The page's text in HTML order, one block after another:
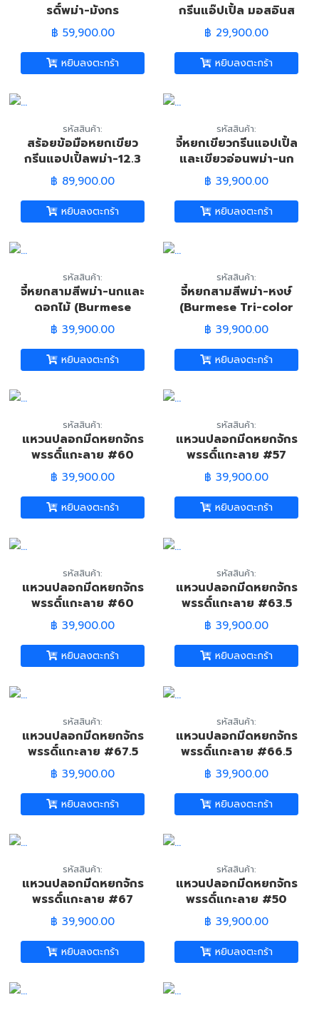
รดิ์พม่า-มังกร
(Burmese Green
Jadeite Jade-
Dragon Pandant)
฿ 59,900.00
หยิบลงตะกร้า
กรีนแอ๊ปเปิ้ล มอสอินส
โนว์-6มม. (Burmese
Jade Necklace)
฿ 29,900.00
หยิบลงตะกร้า
รหัสสินค้า:
สร้อยข้อมือหยกเขียว
กรีนแอปเปิ้ลพม่า-12.3
มม. (Burmese Green
Jade Bracelet)
฿ 89,900.00
หยิบลงตะกร้า
รหัสสินค้า:
จี้หยกเขียวกรีนแอปเปิ้ล
และเขียวอ่อนพม่า-นก
และดอกบัว (Burmese
Green Jade Bird &
Lotus Pandant)
฿ 39,900.00
หยิบลงตะกร้า
รหัสสินค้า:
จี้หยกสามสีพม่า-นกและ
ดอกไม้ (Burmese
Green Jade Bird &
Flower Pandant)
฿ 39,900.00
หยิบลงตะกร้า
รหัสสินค้า:
จี้หยกสามสีพม่า-หงษ์
(Burmese Tri-color
Jadeite Jade-
Phoenix Pandant)
฿ 39,900.00
หยิบลงตะกร้า
รหัสสินค้า:
แหวนปลอกมีดหยกจักร
พรรดิ์แกะลาย #60
(ฺBurmese Imperial
Green Jade Carved
Trump Ring)
฿ 39,900.00
หยิบลงตะกร้า
รหัสสินค้า:
แหวนปลอกมีดหยกจักร
พรรดิ์แกะลาย #57
(ฺBurmese Imperial
Green Jade Carved
Trump Ring)
฿ 39,900.00
หยิบลงตะกร้า
รหัสสินค้า:
แหวนปลอกมีดหยกจักร
พรรดิ์แกะลาย #60
(ฺBurmese Imperial
Green Jade Carved
Trump Ring)
฿ 39,900.00
หยิบลงตะกร้า
รหัสสินค้า:
แหวนปลอกมีดหยกจักร
พรรดิ์แกะลาย #63.5
(ฺBurmese Imperial
Green Jade Carved
Trump Ring)
฿ 39,900.00
หยิบลงตะกร้า
รหัสสินค้า:
แหวนปลอกมีดหยกจักร
พรรดิ์แกะลาย #67.5
(ฺBurmese Imperial
Green Jade Carved
Trump Ring)
฿ 39,900.00
หยิบลงตะกร้า
รหัสสินค้า:
แหวนปลอกมีดหยกจักร
พรรดิ์แกะลาย #66.5
(ฺBurmese Imperial
Green Jade Carved
Trump Ring)
฿ 39,900.00
หยิบลงตะกร้า
รหัสสินค้า:
แหวนปลอกมีดหยกจักร
พรรดิ์แกะลาย #67
(ฺBurmese Imperial
Green Jade Carved
Trump Ring)
฿ 39,900.00
หยิบลงตะกร้า
รหัสสินค้า:
แหวนปลอกมีดหยกจักร
พรรดิ์แกะลาย #50
(ฺBurmese Imperial
Green Jade Carved
Trump Ring)
฿ 39,900.00
หยิบลงตะกร้า